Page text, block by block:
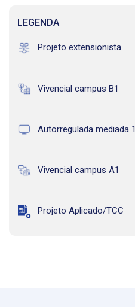
LEGENDA
Projeto extensionista
Vivencial campus B1
Autorregulada mediada 1
Vivencial campus A1
Projeto Aplicado/TCC